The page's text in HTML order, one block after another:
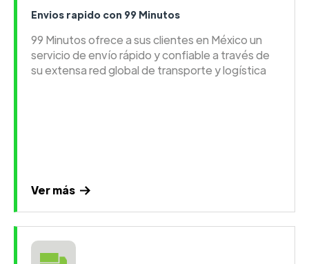
Envios rapido con 99 Minutos
99 Minutos ofrece a sus clientes en México un
servicio de envío rápido y confiable a través de
su extensa red global de transporte y logística
Ver más